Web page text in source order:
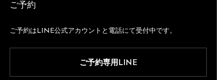
ご予約
ご予約はLINE公式アカウントと電話にて受付中です。
ご予約専用LINE